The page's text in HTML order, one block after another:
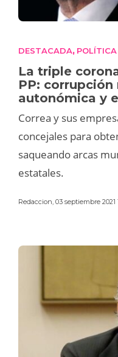
DESTACADA,
La triple
PP:
autonómica y
Correa y sus
concejales para
saqueando arcas
estatales.
Redaccion, 03 septiembre 2021